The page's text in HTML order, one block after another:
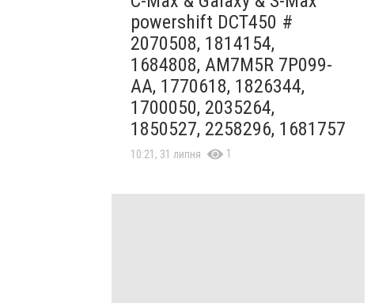
powershift DCT450 #
2070508, 1814154,
1684808, AM7M5R 7P099-
AA, 1770618, 1826344,
1700050, 2035264,
1850527, 2258296, 1681757
10:21, 31 липня 1